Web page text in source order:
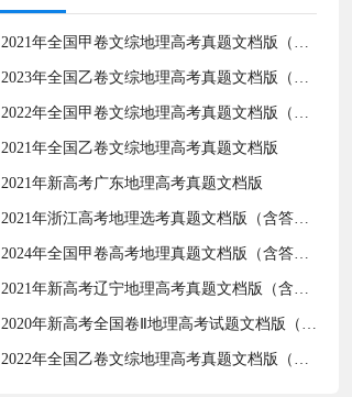
2021年全国甲卷文综地理高考真题文档版（含答案）
2023年全国乙卷文综地理高考真题文档版（含答案）
2022年全国甲卷文综地理高考真题文档版（原卷含答案）
2021年全国乙卷文综地理高考真题文档版
2021年新高考广东地理高考真题文档版
2021年浙江高考地理选考真题文档版（含答案）
2024年全国甲卷高考地理真题文档版（含答案）
2021年新高考辽宁地理高考真题文档版（含答案）
2020年新高考全国卷Ⅱ地理高考试题文档版（海南）（含答案）
2022年全国乙卷文综地理高考真题文档版（原卷含答案）